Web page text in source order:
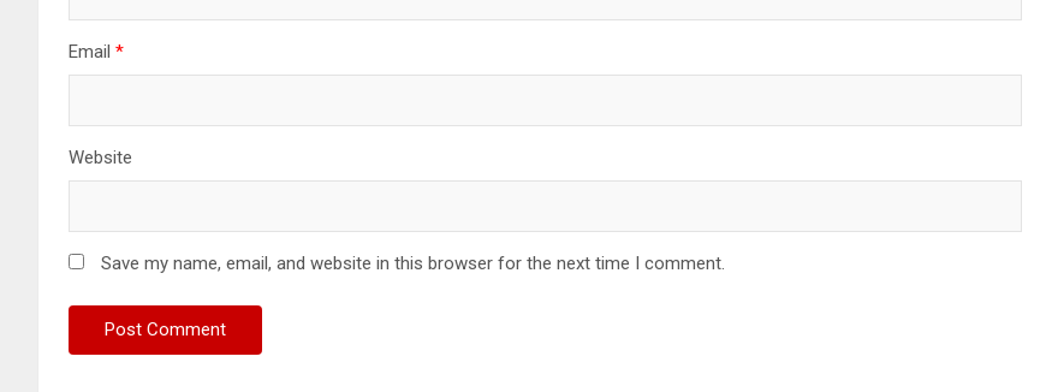
Email *
Website
Save my name, email, and website in this browser for the next time I comment.